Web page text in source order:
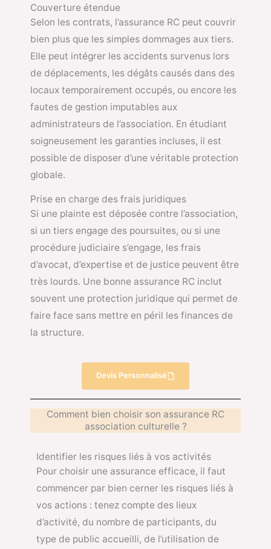
Couverture étendue
Selon les contrats, l’assurance RC peut couvrir
bien plus que les simples dommages aux tiers.
Elle peut intégrer les accidents survenus lors
de déplacements, les dégâts causés dans des
locaux temporairement occupés, ou encore les
fautes de gestion imputables aux
administrateurs de l’association. En étudiant
soigneusement les garanties incluses, il est
possible de disposer d’une véritable protection
globale.
Prise en charge des frais juridiques
Si une plainte est déposée contre l’association,
si un tiers engage des poursuites, ou si une
procédure judiciaire s’engage, les frais
d’avocat, d’expertise et de justice peuvent être
très lourds. Une bonne assurance RC inclut
souvent une protection juridique qui permet de
faire face sans mettre en péril les finances de
la structure.
Devis Personnalisé
Comment bien choisir son assurance RC
association culturelle ?
Identifier les risques liés à vos activités
Pour choisir une assurance efficace, il faut
commencer par bien cerner les risques liés à
vos actions : tenez compte des lieux
d’activité, du nombre de participants, du
type de public accueilli, de l’utilisation de